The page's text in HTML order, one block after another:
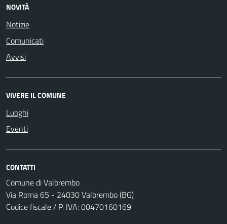
NOVITÀ
Notizie
Comunicati
Avvisi
VIVERE IL COMUNE
Luoghi
Eventi
CONTATTI
Comune di Valbrembo
Via Roma 65 - 24030 Valbrembo (BG)
Codice fiscale / P. IVA: 00470160169